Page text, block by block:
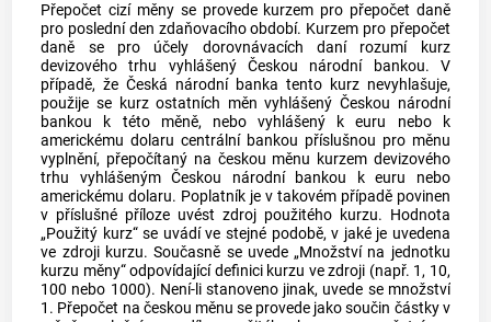
Přepočet cizí měny se provede kurzem pro přepočet daně
pro poslední den zdaňovacího období. Kurzem pro přepočet
daně se pro účely dorovnávacích daní rozumí kurz
devizového trhu vyhlášený Českou národní bankou. V
případě, že Česká národní banka tento kurz nevyhlašuje,
použije se kurz ostatních měn vyhlášený Českou národní
bankou k této měně, nebo vyhlášený k euru nebo k
americkému dolaru centrální bankou příslušnou pro měnu
vyplnění, přepočítaný na českou měnu kurzem devizového
trhu vyhlášeným Českou národní bankou k euru nebo
americkému dolaru. Poplatník je v takovém případě povinen
v příslušné příloze uvést zdroj použitého kurzu. Hodnota
„Použitý kurz“ se uvádí ve stejné podobě, v jaké je uvedena
ve zdroji kurzu. Současně se uvede „Množství na jednotku
kurzu měny“ odpovídající definici kurzu ve zdroji (např. 1, 10,
100 nebo 1000). Není-li stanoveno jinak, uvede se množství
1. Přepočet na českou měnu se provede jako součin částky v